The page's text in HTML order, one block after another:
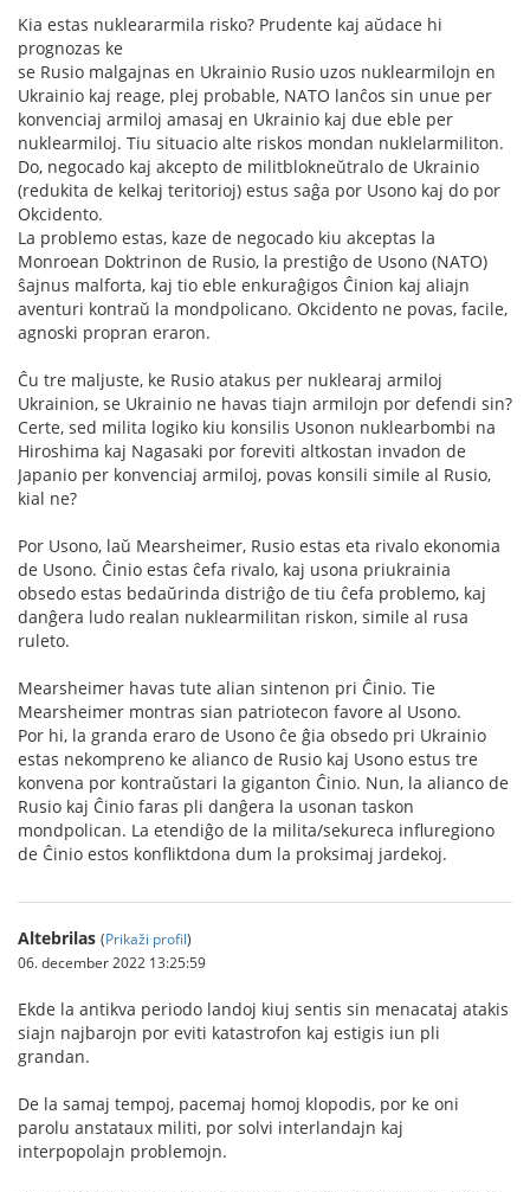
Kia estas nukleararmila risko? Prudente kaj aŭdace hi
prognozas ke
se Rusio malgajnas en Ukrainio Rusio uzos nuklearmilojn en
Ukrainio kaj reage, plej probable, NATO lanĉos sin unue per
konvenciaj armiloj amasaj en Ukrainio kaj due eble per
nuklearmiloj. Tiu situacio alte riskos mondan nuklelarmiliton.
Do, negocado kaj akcepto de militblokneŭtralo de Ukrainio
(redukita de kelkaj teritorioj) estus saĝa por Usono kaj do por
Okcidento.
La problemo estas, kaze de negocado kiu akceptas la
Monroean Doktrinon de Rusio, la prestiĝo de Usono (NATO)
ŝajnus malforta, kaj tio eble enkuraĝigos Ĉinion kaj aliajn
aventuri kontraŭ la mondpolicano. Okcidento ne povas, facile,
agnoski propran eraron.
Ĉu tre maljuste, ke Rusio atakus per nuklearaj armiloj
Ukrainion, se Ukrainio ne havas tiajn armilojn por defendi sin?
Certe, sed milita logiko kiu konsilis Usonon nuklearbombi na
Hiroshima kaj Nagasaki por foreviti altkostan invadon de
Japanio per konvenciaj armiloj, povas konsili simile al Rusio,
kial ne?
Por Usono, laŭ Mearsheimer, Rusio estas eta rivalo ekonomia
de Usono. Ĉinio estas ĉefa rivalo, kaj usona priukrainia
obsedo estas bedaŭrinda distriĝo de tiu ĉefa problemo, kaj
danĝera ludo realan nuklearmilitan riskon, simile al rusa
ruleto.
Mearsheimer havas tute alian sintenon pri Ĉinio. Tie
Mearsheimer montras sian patriotecon favore al Usono.
Por hi, la granda eraro de Usono ĉe ĝia obsedo pri Ukrainio
estas nekompreno ke alianco de Rusio kaj Usono estus tre
konvena por kontraŭstari la giganton Ĉinio. Nun, la alianco de
Rusio kaj Ĉinio faras pli danĝera la usonan taskon
mondpolican. La etendiĝo de la milita/sekureca influregiono
de Ĉinio estos konfliktdona dum la proksimaj jardekoj.
Altebrilas (Prikaži profil)
06. december 2022 13:25:59
Ekde la antikva periodo landoj kiuj sentis sin menacataj atakis
siajn najbarojn por eviti katastrofon kaj estigis iun pli
grandan.
De la samaj tempoj, pacemaj homoj klopodis, por ke oni
parolu anstataux militi, por solvi interlandajn kaj
interpopolajn problemojn.